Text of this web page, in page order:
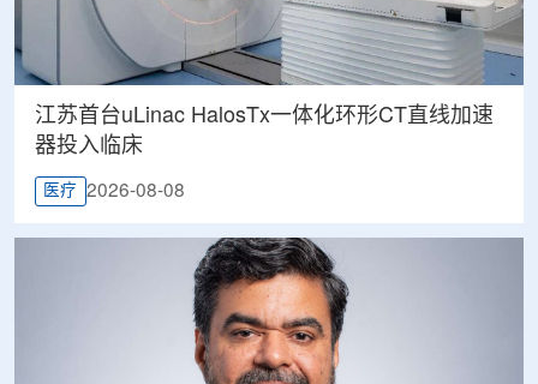
江苏首台uLinac HalosTx一体化环形CT直线加速
器投入临床
医疗 2026-08-08